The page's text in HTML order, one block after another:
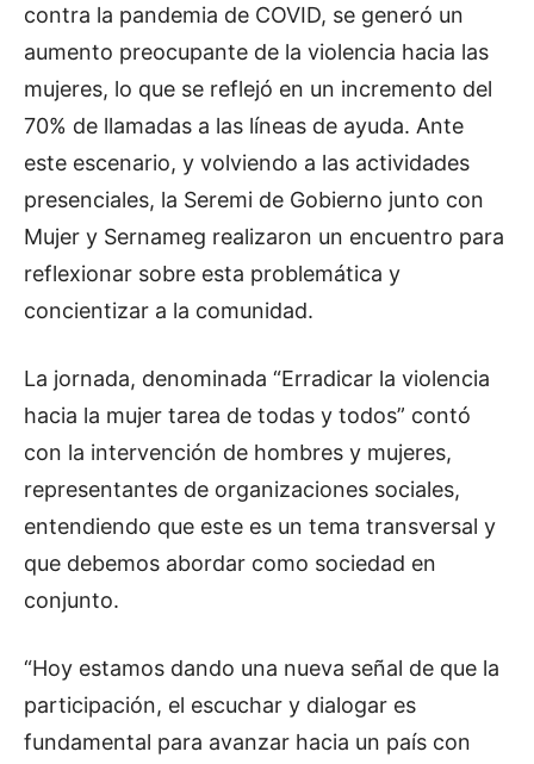
contra la pandemia de COVID, se generó un
aumento preocupante de la violencia hacia las
mujeres, lo que se reflejó en un incremento del
70% de llamadas a las líneas de ayuda. Ante
este escenario, y volviendo a las actividades
presenciales, la Seremi de Gobierno junto con
Mujer y Sernameg realizaron un encuentro para
reflexionar sobre esta problemática y
concientizar a la comunidad.
La jornada, denominada “Erradicar la violencia
hacia la mujer tarea de todas y todos” contó
con la intervención de hombres y mujeres,
representantes de organizaciones sociales,
entendiendo que este es un tema transversal y
que debemos abordar como sociedad en
conjunto.
“Hoy estamos dando una nueva señal de que la
participación, el escuchar y dialogar es
fundamental para avanzar hacia un país con